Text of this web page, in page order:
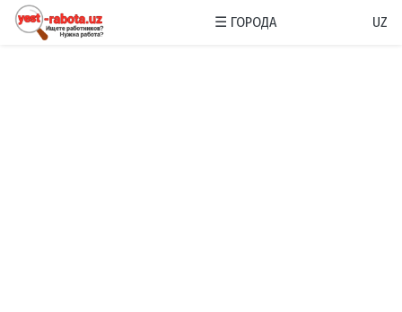
☰ ГОРОДА UZ